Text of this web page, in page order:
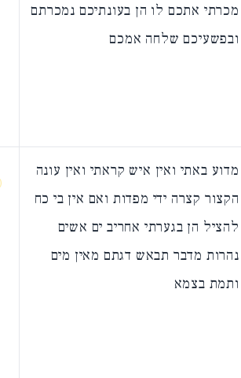
מכרתי אתכם לו הן בעונתיכם נמכרתם
ובפשעיכם שלחה אמכם
מדוע באתי ואין איש קראתי ואין עונה
הקצור קצרה ידי מפדות ואם אין בי כח
להציל הן בגערתי אחריב ים אשים
נהרות מדבר תבאש דגתם מאין מים
ותמת בצמא